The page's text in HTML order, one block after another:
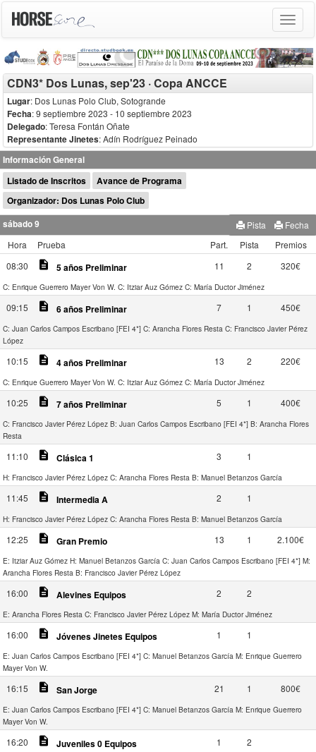
Toggle
CDN3* Dos Lunas, sep'23 · Copa ANCCE
Lugar: Dos Lunas Polo Club, Sotogrande
Fecha: 9 septiembre 2023 - 10 septiembre 2023
Delegado:Teresa Fontán Oñate
Representante Jinetes: Adín Rodríguez Peinado
Información General
Listado de Inscritos
Avance de Programa
Organizador: Dos Lunas Polo Club
sábado 9
Fecha
Pista
Hora
Prueba Part. Pista
Premios
08:30
description 5 años Preliminar 11 2 320€
C: Enrique Guerrero Mayer Von W. C: Itziar Auz Gómez C: María Ductor Jiménez
09:15 description 6 años Preliminar 7 1 450€
C: Juan Carlos Campos Escribano [FEI 4*] C: Arancha Flores Resta C: Francisco Javier Pérez
López
10:15 description 4 años Preliminar 13 2 220€
C: Enrique Guerrero Mayer Von W. C: Itziar Auz Gómez C: María Ductor Jiménez
10:25 description 7 años Preliminar 5 1 400€
C: Francisco Javier Pérez López B: Juan Carlos Campos Escribano [FEI 4*] B: Arancha Flores
Resta
11:10 description Clásica 1 3 1
H: Francisco Javier Pérez López C: Arancha Flores Resta B: Manuel Betanzos García
11:45 description Intermedia A 2 1
H: Francisco Javier Pérez López C: Arancha Flores Resta B: Manuel Betanzos García
12:25 description Gran Premio 13 1 2.100€
E: Itziar Auz Gómez H: Manuel Betanzos García C: Juan Carlos Campos Escribano [FEI 4*] M:
Arancha Flores Resta B: Francisco Javier Pérez López
16:00 description Alevines Equipos 2 2
E: Arancha Flores Resta C: Francisco Javier Pérez López M: María Ductor Jiménez
16:00 description Jóvenes Jinetes Equipos 1 1
E: Juan Carlos Campos Escribano [FEI 4*] C: Manuel Betanzos García M: Enrique Guerrero
Mayer Von W.
16:15 description San Jorge 21 1 800€
E: Juan Carlos Campos Escribano [FEI 4*] C: Manuel Betanzos García M: Enrique Guerrero
Mayer Von W.
16:20 description Juveniles 0 Equipos 1 2